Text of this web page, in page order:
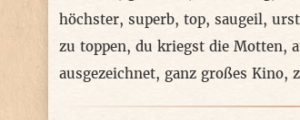
höchster, superb, top, saugeil, urst
zu toppen, du kriegst die Motten,
ausgezeichnet, ganz großes Kino,